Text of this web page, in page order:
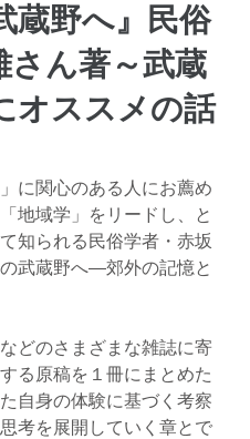
蔵野へ』民俗
さん著～武蔵
オススメの話
に関心のある人にお薦め
地域学」をリードし、と
知られる民俗学者・赤坂
武蔵野へ―郊外の記憶と
どのさまざまな雑誌に寄
る原稿を１冊にまとめた
自身の体験に基づく考察
考を展開していく章とで